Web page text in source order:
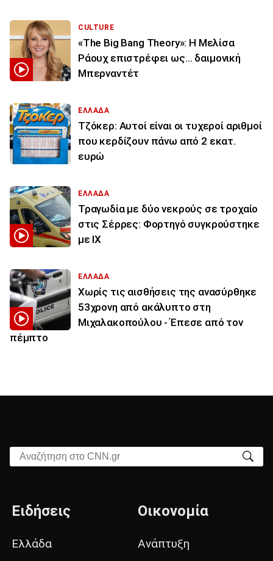
CULTURE
«The Big Bang Theory»: Η Μελίσα
Ράουχ επιστρέφει ως… δαιμονική
Μπερναντέτ
ΕΛΛΑΔΑ
Τζόκερ: Αυτοί είναι οι τυχεροί αριθμοί
που κερδίζουν πάνω από 2 εκατ.
ευρώ
ΕΛΛΑΔΑ
Τραγωδία με δύο νεκρούς σε τροχαίο
στις Σέρρες: Φορτηγό συγκρούστηκε
με ΙΧ
ΕΛΛΑΔΑ
Χωρίς τις αισθήσεις της ανασύρθηκε
53χρονη από ακάλυπτο στη
Μιχαλακοπούλου - Έπεσε από τον
πέμπτο
Αναζήτηση στο CNN.gr
Ειδήσεις
Ελλάδα
Οικονομία
Ανάπτυξη